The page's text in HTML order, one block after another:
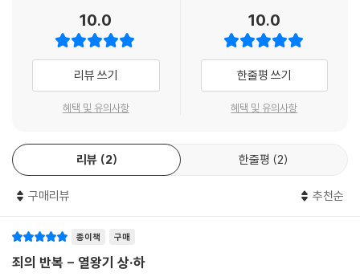
10.0
리뷰 쓰기
혜택 및 유의사항
10.0
한줄평 쓰기
혜택 및 유의사항
리뷰 2 한줄평 2
구매리뷰 추천순
종이책 구매
죄의 반복 - 열왕기 상·하